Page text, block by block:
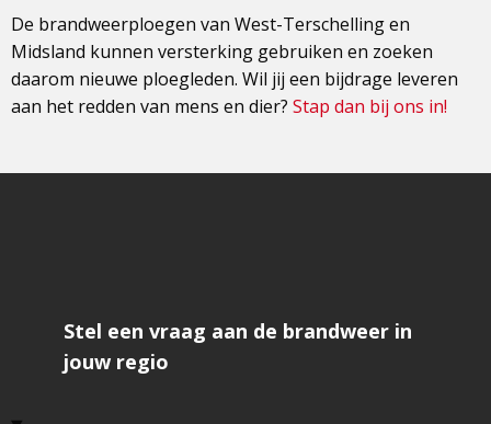
De brandweerploegen van West-Terschelling en
Midsland kunnen versterking gebruiken en zoeken
daarom nieuwe ploegleden. Wil jij een bijdrage leveren
aan het redden van mens en dier? Stap dan bij ons in!
Stel een vraag aan de brandweer in
jouw regio